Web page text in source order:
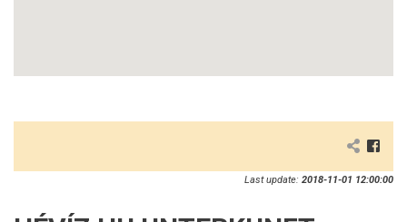
Last update: 2018-11-01 12:00:00